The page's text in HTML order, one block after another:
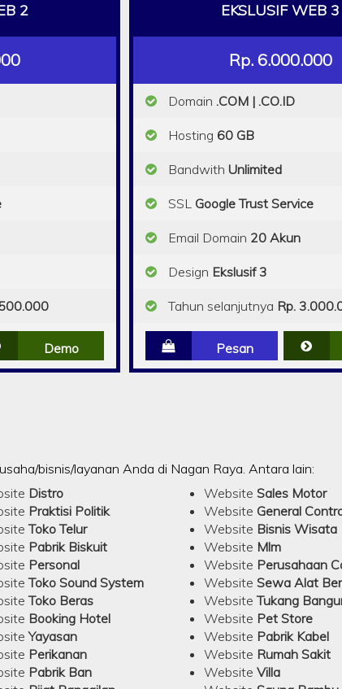
2
Demo
EKSLUSIF WEB 3
Rp. 6.000.000
Domain .COM | .CO.ID
Hosting 60 GB
Bandwith Unlimited
SSL Google Trust Service
Email Domain 20 Akun
Design Ekslusif 3
Tahun selanjutnya Rp.
Pesan
bisnis/layanan Anda di Nagan Raya. Antara lain:
Distro Website Sales Motor
Praktisi Politik Website General
Toko Telur Website Bisnis Wisata
Pabrik Biskuit Website Mlm
Personal Website Perusahaan
Toko Sound System Website Sewa Alat
Toko Beras WebsiteTukang
Booking Hotel Website Pet Store
Yayasan Website Pabrik Kabel
Perikanan Website Rumah Sakit
Pabrik Ban Website Villa